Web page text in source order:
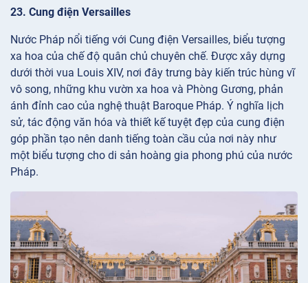
23. Cung điện Versailles
Nước Pháp nổi tiếng với Cung điện Versailles, biểu tượng
xa hoa của chế độ quân chủ chuyên chế. Được xây dựng
dưới thời vua Louis XIV, nơi đây trưng bày kiến trúc hùng vĩ
vô song, những khu vườn xa hoa và Phòng Gương, phản
ánh đỉnh cao của nghệ thuật Baroque Pháp. Ý nghĩa lịch
sử, tác động văn hóa và thiết kế tuyệt đẹp của cung điện
góp phần tạo nên danh tiếng toàn cầu của nơi này như
một biểu tượng cho di sản hoàng gia phong phú của nước
Pháp.